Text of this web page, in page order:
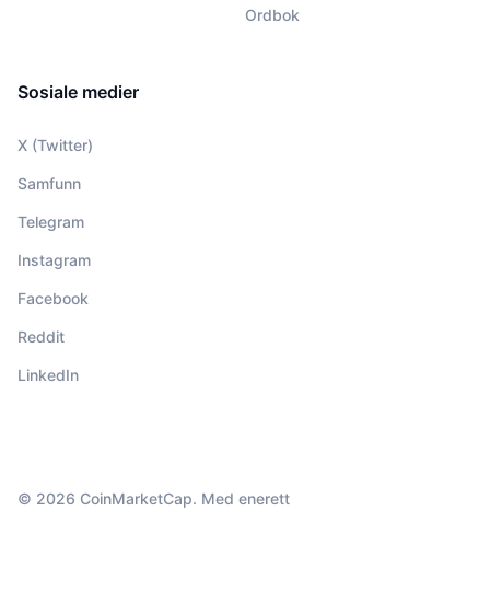
Ordbok
Sosiale medier
X (Twitter)
Samfunn
Telegram
Instagram
Facebook
Reddit
LinkedIn
© 2026 CoinMarketCap. Med enerett